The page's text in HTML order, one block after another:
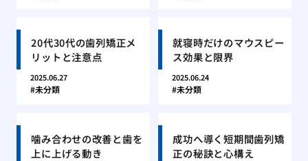
20代30代の歯列矯正メ
リットと注意点
2025.06.27
未分類
就寝時だけのマウスピー
ス効果と限界
2025.06.24
未分類
噛み合わせの改善と歯を
上に上げる動き
成功へ導く短期間歯列矯
正の秘訣と心構え